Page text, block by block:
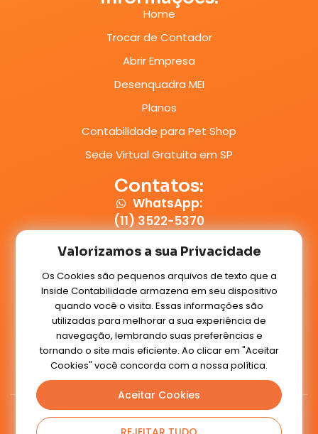
Valorizamos a sua Privacidade
Os Cookies são pequenos arquivos de texto que a
Inside Contabilidade armazena em seu dispositivo
quando você o visita. Essas informações são
utilizadas para melhorar a sua experiência de
navegação, lembrando suas preferências e
tornando o site mais eficiente. Ao clicar em "Aceitar
Cookies" você concorda com a nossa política.
Aceitar Cookies
Home
Trocar de Contador
Abrir Empresa
Desenquadra MEI
Planos
Contabilidade para Pet Shop
Sede Virtual Gratuita em SP
Contatos:
WhatsApp:
(11) 3522-5370
contato@insidecontabilidade.com.br
Conteúdos:
Blog
Voltar ao topo
Inside Contabilidade 2020 - Todos os Direitos Reservados